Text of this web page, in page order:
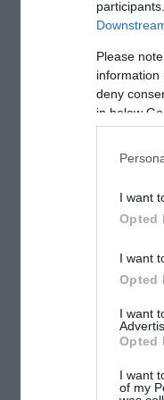
Please
information
deny
in below
I want
Opted
I want
Opted
I want
Opted
I want
of my
Bemutató: